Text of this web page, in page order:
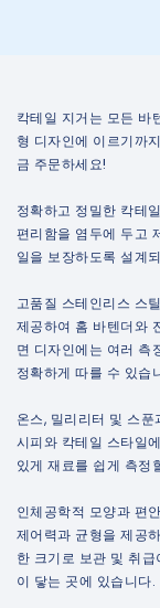
칵테일 지거는 모든 바
형 디자인에 이르기까
금 주문하세요!
정확하고 정밀한 칵테
편리함을 염두에 두고
일을 보장하도록 설계
고품질 스테인리스 스
제공하여 홈 바텐더와
면 디자인에는 여러 측
정확하게 따를 수 있습
온스, 밀리리터 및 스
시피와 칵테일 스타일
있게 재료를 쉽게 측정
인체공학적 모양과 편
제어력과 균형을 제공
한 크기로 보관 및 취
이 닿는 곳에 있습니다.